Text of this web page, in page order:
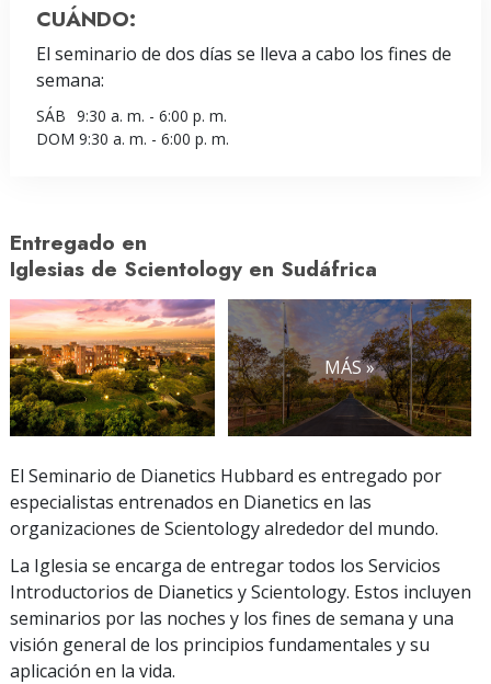
CUÁNDO:
El seminario de dos días se lleva a cabo los fines de
semana:
SÁB 9:30 a. m. - 6:00 p. m.
DOM 9:30 a. m. - 6:00 p. m.
Entregado en
Iglesias de Scientology en Sudáfrica
MÁS »
El Seminario de Dianetics Hubbard es entregado por
especialistas entrenados en Dianetics en las
organizaciones de Scientology alrededor del mundo.
La Iglesia se encarga de entregar todos los Servicios
Introductorios de Dianetics y Scientology. Estos incluyen
seminarios por las noches y los fines de semana y una
visión general de los principios fundamentales y su
aplicación en la vida.